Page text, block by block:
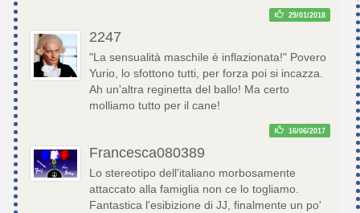
29/01/2018
2247
"La sensualità maschile è inflazionata!" Povero
Yurio, lo sfottono tutti, per forza poi si incazza.
Ah un'altra reginetta del ballo! Ma certo
molliamo tutto per il cane!
16/06/2017
Francesca080389
Lo stereotipo dell'italiano morbosamente
attaccato alla famiglia non ce lo togliamo.
Fantastica l'esibizione di JJ, finalmente un po'